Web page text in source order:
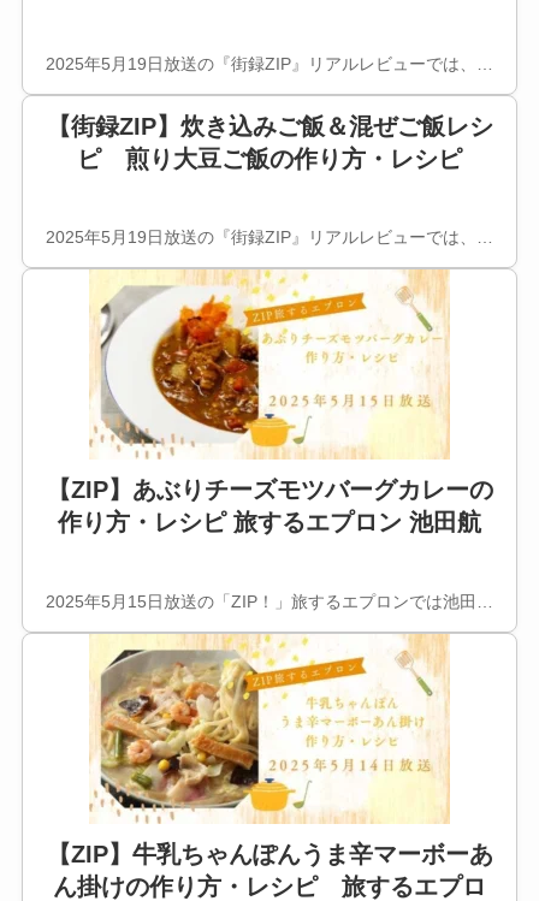
2025年5月19日放送の『街録ZIP』リアルレビューでは、…
【街録ZIP】炊き込みご飯＆混ぜご飯レシ
ピ 煎り大豆ご飯の作り方・レシピ
2025年5月19日放送の『街録ZIP』リアルレビューでは、…
【ZIP】あぶりチーズモツバーグカレーの
作り方・レシピ 旅するエプロン 池田航
2025年5月15日放送の「ZIP！」旅するエプロンでは池田…
【ZIP】牛乳ちゃんぽんうま辛マーボーあ
ん掛けの作り方・レシピ 旅するエプロ